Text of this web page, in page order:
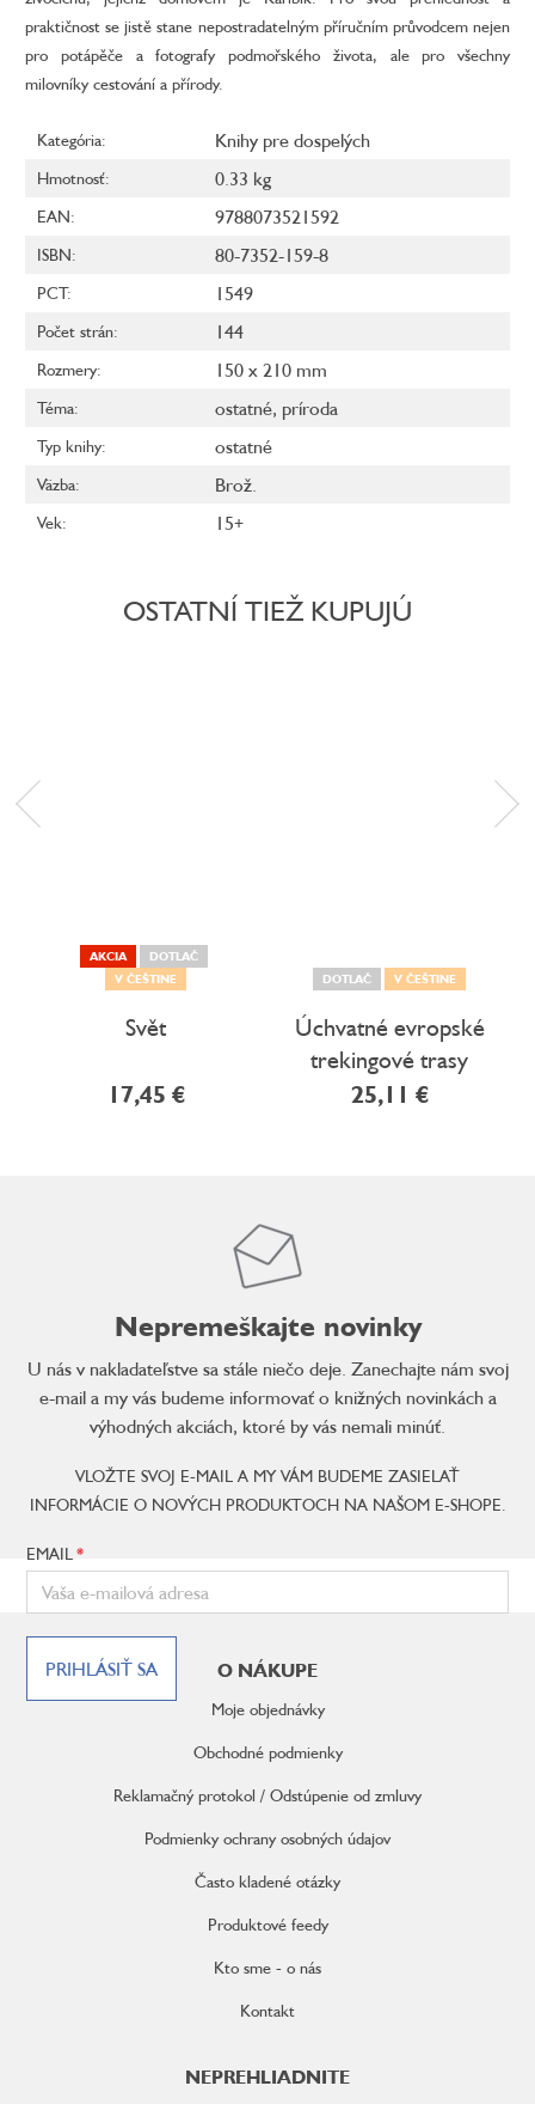
praktičnost se jistě stane nepostradatelným příručním průvodcem nejen
pro potápěče a fotografy podmořského života, ale pro všechny
milovníky cestování a přírody.
Kategória: Knihy pre dospelých
Hmotnosť: 0.33 kg
EAN: 9788073521592
ISBN: 80-7352-159-8
PCT: 1549
Počet strán: 144
Rozmery: 150 x 210 mm
Téma: ostatné, príroda
Typ knihy: ostatné
Väzba: Brož.
Vek: 15+
OSTATNÍ TIEŽ KUPUJÚ
AKCIA
DOTLAČ
V ČEŠTINE
Svět
17,45 €
DOTLAČ V ČEŠTINE
Úchvatné evropské
trekingové trasy
25,11 €
Nepremeškajte novinky
U nás v nakladateľstve sa stále niečo deje. Zanechajte nám svoj
e-mail a my vás budeme informovať o knižných novinkách a
výhodných akciách, ktoré by vás nemali minúť.
VLOŽTE SVOJ E-MAIL A MY VÁM BUDEME ZASIELAŤ
INFORMÁCIE O NOVÝCH PRODUKTOCH NA NAŠOM E-SHOPE.
EMAIL
PRIHLÁSIŤ SA O NÁKUPE
Moje objednávky
Obchodné podmienky
Reklamačný protokol / Odstúpenie od zmluvy
Podmienky ochrany osobných údajov
Často kladené otázky
Produktové feedy
Kto sme - o nás
Kontakt
NEPREHLIADNITE